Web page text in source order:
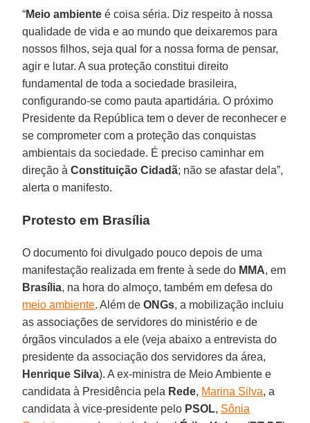
“Meio ambiente é coisa séria. Diz respeito à nossa
qualidade de vida e ao mundo que deixaremos para
nossos filhos, seja qual for a nossa forma de pensar,
agir e lutar. A sua proteção constitui direito
fundamental de toda a sociedade brasileira,
configurando-se como pauta apartidária. O próximo
Presidente da República tem o dever de reconhecer e
se comprometer com a proteção das conquistas
ambientais da sociedade. É preciso caminhar em
direção àConstituição Cidadã; não se afastar dela”,
alerta o manifesto.
Protesto em Brasília
O documento foi divulgado pouco depois de uma
manifestação realizada em frente à sede do MMA, em
Brasília, na hora do almoço, também em defesa do
meio ambiente. Além deONGs, a mobilização incluiu
as associações de servidores do ministério e de
órgãos vinculados a ele (veja abaixo a entrevista do
presidente da associação dos servidores da área,
Henrique Silva). A ex-ministra de Meio Ambiente e
candidata à Presidência pela Rede, Marina Silva, a
candidata à vice-presidente pelo PSOL, Sônia